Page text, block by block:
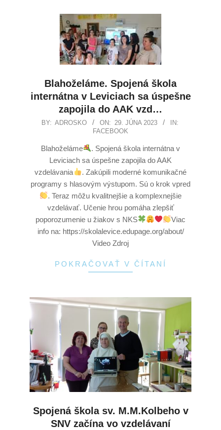
Blahoželáme. Spojená škola
internátna v Leviciach sa úspešne
zapojila do AAK vzd…
BY: ADROSKO ON: 29. JÚNA 2023
IN:
FACEBOOK
Blahoželáme
. Spojená škola internátna v
Leviciach sa úspešne zapojila do AAK
vzdelávania
. Zakúpili moderné komunikačné
programy s hlasovým výstupom. Sú o krok vpred
. Teraz môžu kvalitnejšie a komplexnejšie
vzdelávať. Učenie hrou pomáha zlepšiť
poporozumenie u žiakov s NKS
Viac
info na: https://skolalevice.edupage.org/about/
Video Zdroj
POKRAČOVAŤ V ČÍTANÍ
Spojená škola sv. M.M.Kolbeho v
SNV začína vo vzdelávaní